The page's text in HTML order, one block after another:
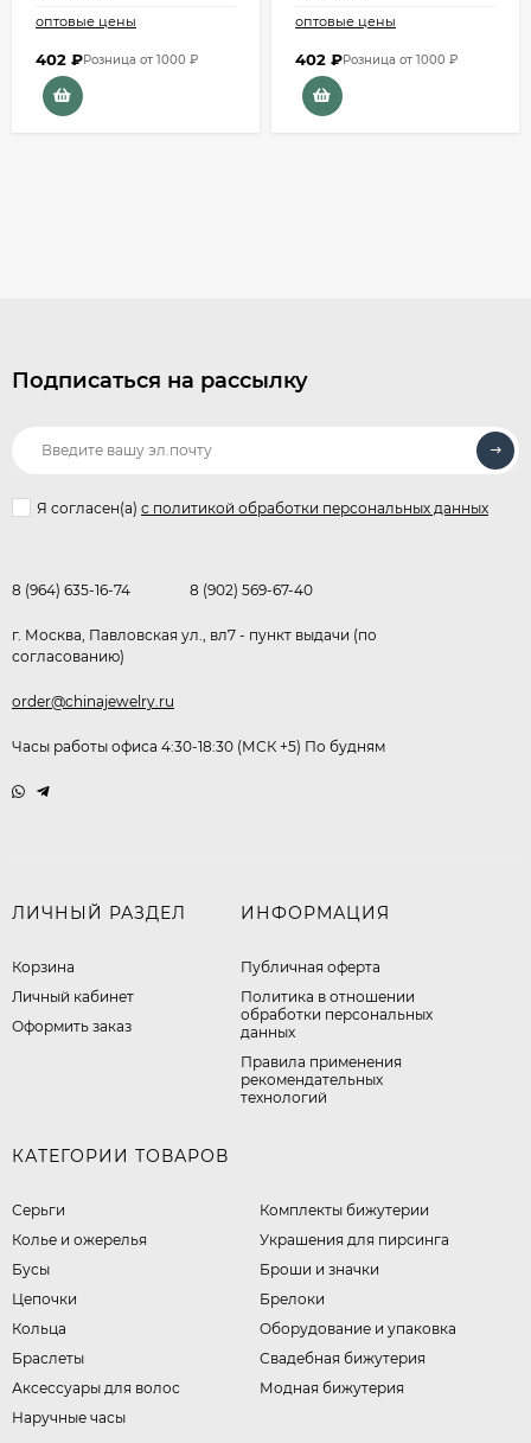
оптовые цены
402 ₽Розница от 1000 ₽
оптовые цены
402 ₽Розница от 1000 ₽
Подписаться на рассылку
Я согласен(a) с политикой обработки персональных данных
8 (964) 635-16-74 8 (902) 569-67-40
г. Москва, Павловская ул., вл7 - пункт выдачи (по
согласованию)
order@chinajewelry.ru
Часы работы офиса 4:30-18:30 (МСК +5) По будням
ЛИЧНЫЙ РАЗДЕЛ
Корзина
Личный кабинет
Оформить заказ
ИНФОРМАЦИЯ
Публичная оферта
​Политика в отношении
обработки персональных
данных
Правила применения
рекомендательных
технологий
КАТЕГОРИИ ТОВАРОВ
Серьги
Колье и ожерелья
Бусы
Цепочки
Кольца
Браслеты
Аксессуары для волос
Наручные часы
Комплекты бижутерии
Украшения для пирсинга
Броши и значки
Брелоки
Оборудование и упаковка
Свадебная бижутерия
Модная бижутерия